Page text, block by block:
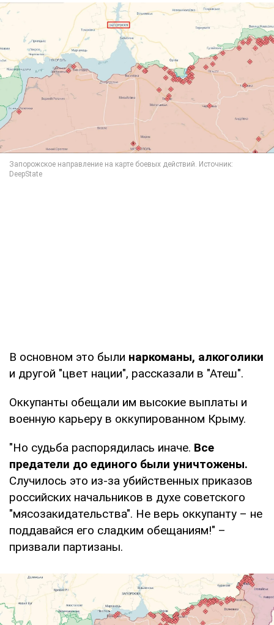
В основном это были наркоманы, алкоголики
и другой "цвет нации", рассказали в "Атеш".
Оккупанты обещали им высокие выплаты и
военную карьеру в оккупированном Крыму.
"Но судьба распорядилась иначе. Все
предатели до единого были уничтожены.
Случилось это из-за убийственных приказов
российских начальников в духе советского
"мясозакидательства". Не верь оккупанту – не
поддавайся его сладким обещаниям!" –
призвали партизаны.